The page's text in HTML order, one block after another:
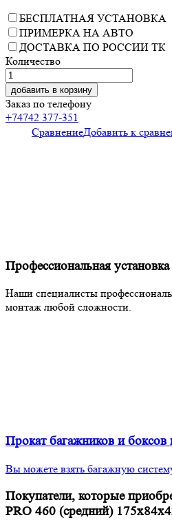
БЕСПЛАТНАЯ УСТАНОВКА
ПРИМЕРКА НА АВТО
ДОСТАВКА ПО РОССИИ ТК
Количество
добавить в корзину
Заказ по телефону
+74742 377-351
СравнениеДобавить к
Профессиональная установка
Наши специалисты
монтаж любой сложности.
Прокат багажников и
Вы можете взять багажную
Покупатели, которые
PRO 460 (средний)